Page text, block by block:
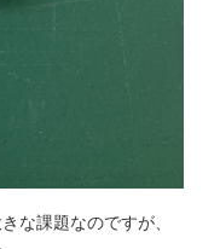
な課題なのですが、